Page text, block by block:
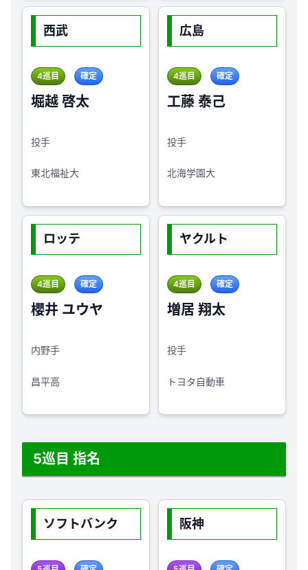
西武
4巡目 確定
堀越 啓太
投手
東北福祉大
広島
4巡目 確定
工藤 泰己
投手
北海学園大
ロッテ
4巡目 確定
櫻井 ユウヤ
内野手
昌平高
ヤクルト
4巡目 確定
増居 翔太
投手
トヨタ自動車
5巡目 指名
ソフトバンク 阪神